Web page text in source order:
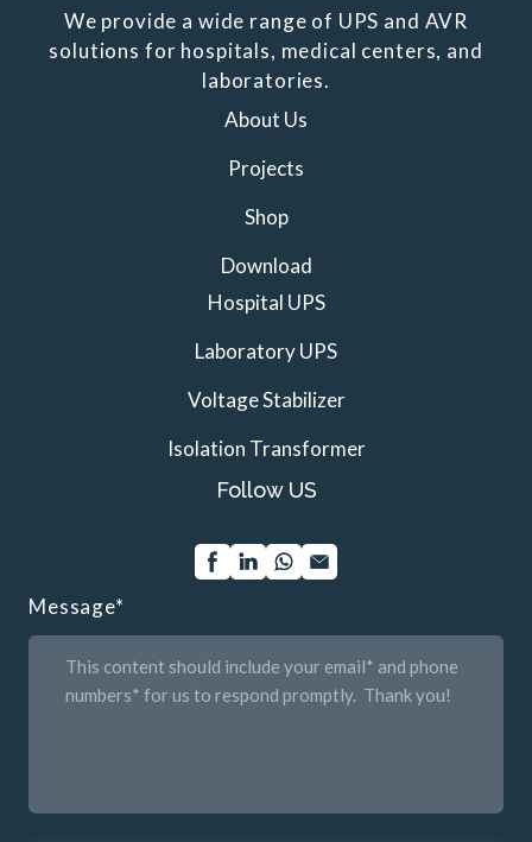
We provide a wide range of UPS and AVR
solutions for hospitals, medical centers, and
laboratories.
About Us
Projects
Shop
Download
Hospital UPS
Laboratory UPS
Voltage Stabilizer
Isolation Transformer
Follow US
Message*